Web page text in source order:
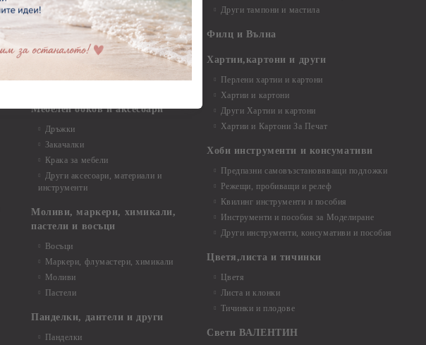
Макраме Основи - до 6,00 см
Макраме Основи - 7,00 - 15,00 см
Макраме Основи - над 15,00 см
Макраме - Други материали
Опаковки
Мебелен обков и аксесоари
Дръжки
Закачалки
Крака за мебели
Други аксесоари, материали и
инструменти
Моливи, маркери, химикали,
пастели и восъци
Восъци
Маркери, флумастери, химикали
Моливи
Пастели
Панделки, дантели и други
Панделки
Други тампони и мастила
Филц и Вълна
Хартии,картони и други
Перлени хартии и картони
Хартии и картони
Други Хартии и картони
Хартии и Картони За Печат
Хоби инструменти и консумативи
Предпазни самовъзстановяващи подложки
Режещи, пробиващи и релеф
Квилинг инструменти и пособия
Инструменти и пособия за Моделиране
Други инструменти, консумативи и пособия
Цветя,листа и тичинки
Цветя
Листа и клонки
Тичинки и плодове
Свети ВАЛЕНТИН